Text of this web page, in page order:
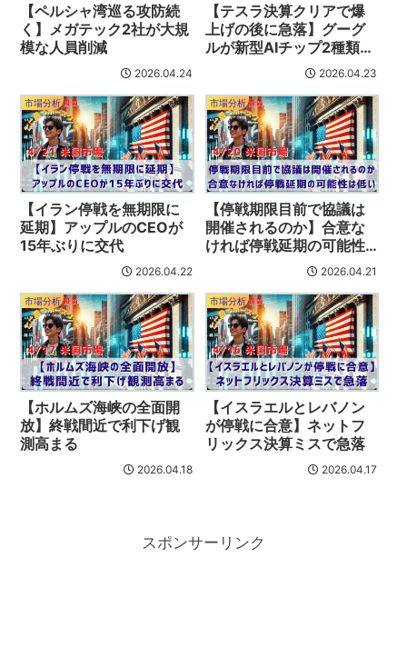
【ペルシャ湾巡る攻防続
く】メガテック2社が大規
模な人員削減
2026.04.24
【テスラ決算クリアで爆
上げの後に急落】グーグ
ルが新型AIチップ2種類を
2026.04.23
市場分析
【イラン停戦を無期限に
延期】アップルのCEOが
15年ぶりに交代
2026.04.22
市場分析
【停戦期限目前で協議は
開催されるのか】合意な
ければ停戦延期の可能性
2026.04.21
市場分析
【ホルムズ海峡の全面開
放】終戦間近で利下げ観
測高まる
2026.04.18
市場分析
【イスラエルとレバノン
が停戦に合意】ネットフ
リックス決算ミスで急落
2026.04.17
スポンサーリンク